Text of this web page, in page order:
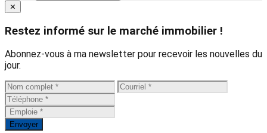
Close
✕
Restez informé sur le marché immobilier !
Abonnez-vous à ma newsletter pour recevoir les nouvelles du
jour.
Envoyer